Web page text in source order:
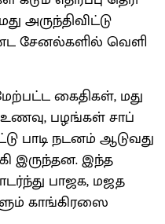
அருந்​தி​விட்டு
சேனல்​களில் வெளி​
கைதி​கள், மது
பழங்​கள் சாப்​
பாடி நடனம் ஆடு​வது
இருந்​தன. இந்த
பாஜக, மஜத
காங்​கிரஸை